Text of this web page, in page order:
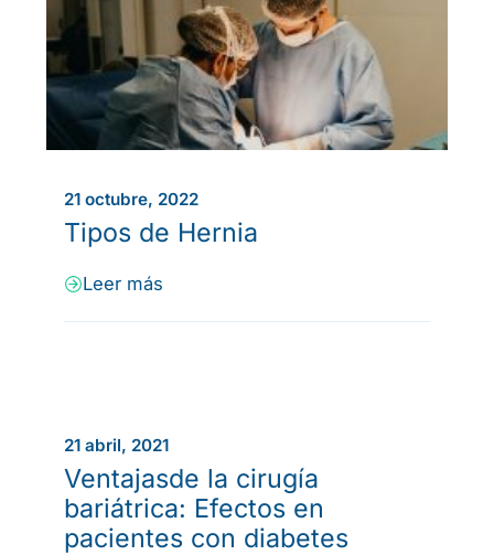
21 octubre, 2022
Tipos de Hernia
Leer más
21 abril, 2021
Ventajasde la cirugía
bariátrica: Efectos en
pacientes con diabetes